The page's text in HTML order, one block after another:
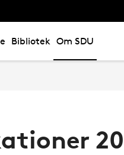
Bibliotek Om SDU